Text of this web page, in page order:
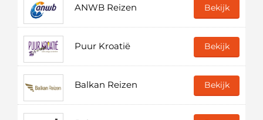
ANWB Reizen Bekijk
Puur Kroatië Bekijk
Balkan Reizen Bekijk